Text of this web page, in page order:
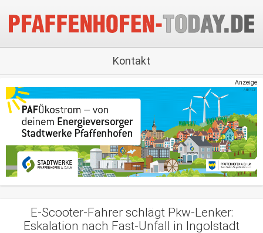
Kontakt
Anzeige
E-Scooter-Fahrer schlägt Pkw-Lenker:
Eskalation nach Fast-Unfall in Ingolstadt